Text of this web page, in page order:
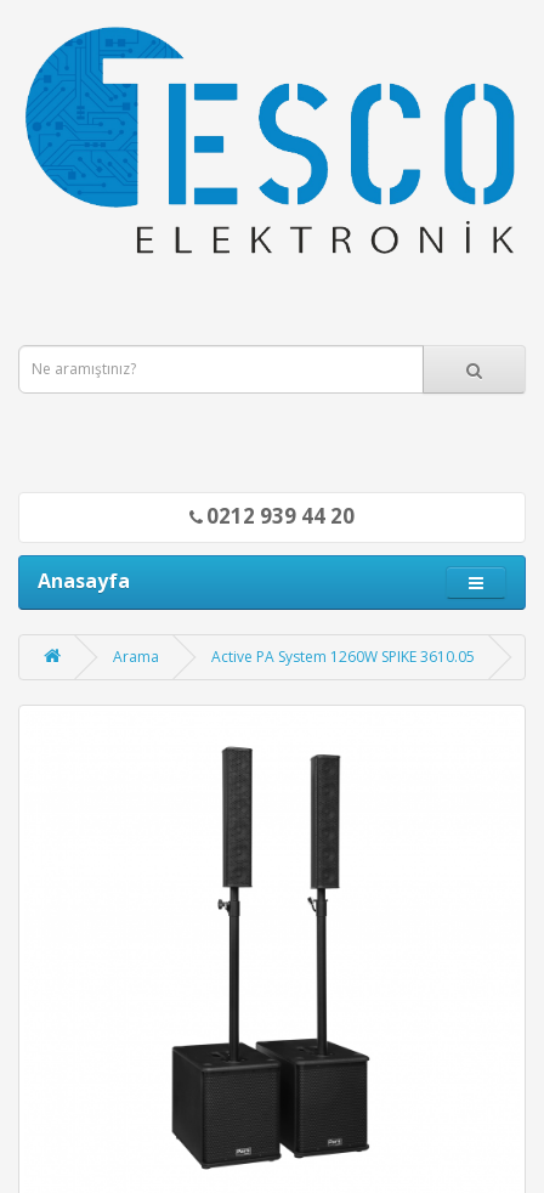
0212 939 44 20
Anasayfa
Arama Active PA System 1260W SPIKE 3610.05